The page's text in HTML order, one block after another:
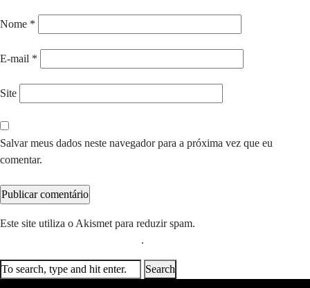
Nome *
E-mail *
Site
Salvar meus dados neste navegador para a próxima vez que eu
comentar.
Este site utiliza o Akismet para reduzir spam.
.
Search